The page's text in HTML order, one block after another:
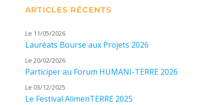
ARTICLES RÉCENTS
Le 11/05/2026
Lauréats Bourse aux Projets 2026
Le 20/02/2026
Participer au Forum HUMANI-TERRE 2026
Le 03/12/2025
Le Festival AlimenTERRE 2025